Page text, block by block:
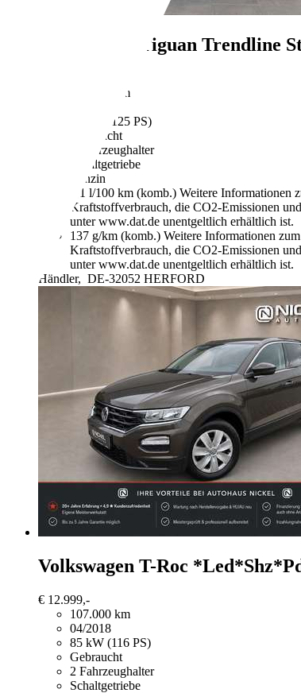
Volkswagen Tiguan Trendline
219.500 km
92 kW (125 PS)
Gebraucht
1 Fahrzeughalter
Schaltgetriebe
Benzin
6,1 l/100 km (komb.) Weitere Informationen
Kraftstoffverbrauch, die CO2-Emissionen
unter www.dat.de unentgeltlich erhältlich ist.
137 g/km (komb.) Weitere Informationen
Kraftstoffverbrauch, die CO2-Emissionen
unter www.dat.de unentgeltlich erhältlich ist.
Händler, DE-32052 HERFORD
Volkswagen T-Roc
€ 12.999,-
107.000 km
04/2018
85 kW (116 PS)
Gebraucht
2 Fahrzeughalter
Schaltgetriebe